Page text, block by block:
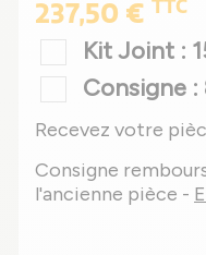
237,50 € TTC
Kit Joint :
Consigne
Recevez votre
Consigne
l'ancienne pièce -